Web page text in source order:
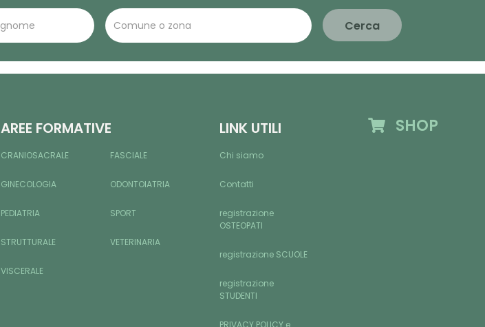
Cerca
AREE FORMATIVE
CRANIOSACRALE FASCIALE
GINECOLOGIA ODONTOIATRIA
PEDIATRIA SPORT
STRUTTURALE VETERINARIA
VISCERALE
LINK UTILI
Chi siamo
Contatti
registrazione
OSTEOPATI
registrazione SCUOLE
registrazione
STUDENTI
PRIVACY POLICY e
SHOP